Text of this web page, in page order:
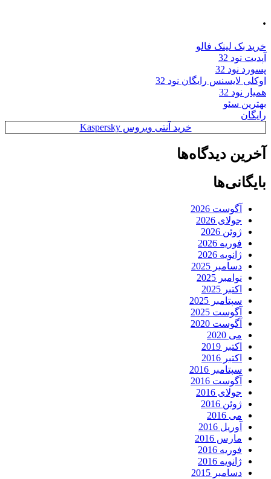
.
خرید بک لینک فالو
آپدیت نود 32
پسورد نود 32
اوکلی لایسنس رایگان نود 32
همیار نود 32
بهترین سئو
رایگان
خرید آنتی ویروس Kaspersky
آخرین دیدگاه‌ها
بایگانی‌ها
آگوست 2026
جولای 2026
ژوئن 2026
فوریه 2026
ژانویه 2026
دسامبر 2025
نوامبر 2025
اکتبر 2025
سپتامبر 2025
آگوست 2025
آگوست 2020
می 2020
اکتبر 2019
اکتبر 2016
سپتامبر 2016
آگوست 2016
جولای 2016
ژوئن 2016
می 2016
آوریل 2016
مارس 2016
فوریه 2016
ژانویه 2016
دسامبر 2015